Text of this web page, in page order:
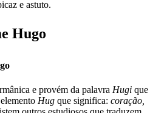
e astuto.
Hugo
e provém da palavra Hugi que
Hug que significa: coração,